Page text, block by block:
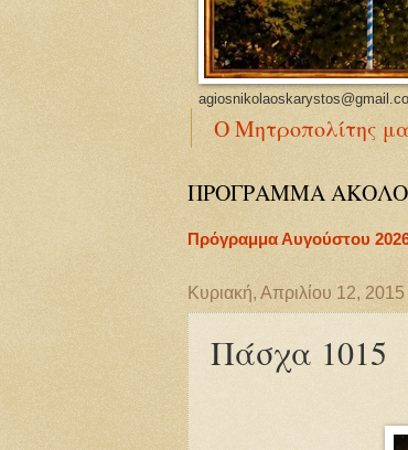
Ο Μητροπολίτης
ΠΡΟΓΡΑΜΜΑ
Πρόγραμμα Αυγούστου
Κυριακή, Απριλίου 12, 2015
Πάσχα 1015